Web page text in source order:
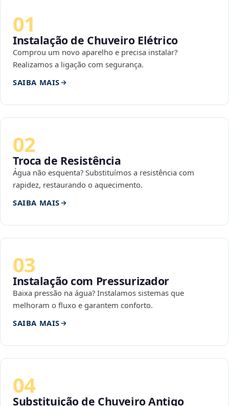
01
Instalação de Chuveiro Elétrico
Comprou um novo aparelho e precisa instalar?
Realizamos a ligação com segurança.
SAIBA MAIS
02
Troca de Resistência
Água não esquenta? Substituímos a resistência com
rapidez, restaurando o aquecimento.
SAIBA MAIS
03
Instalação com Pressurizador
Baixa pressão na água? Instalamos sistemas que
melhoram o fluxo e garantem conforto.
SAIBA MAIS
04
Substituição de Chuveiro Antigo